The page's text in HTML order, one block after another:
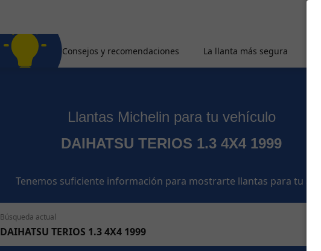
Consejos y recomendaciones La llanta más segura
Llantas Michelin para tu vehículo
DAIHATSU TERIOS 1.3 4X4 1999
Tenemos suficiente información para mostrarte llantas para tu auto
Búsqueda actual
DAIHATSU TERIOS 1.3 4X4 1999